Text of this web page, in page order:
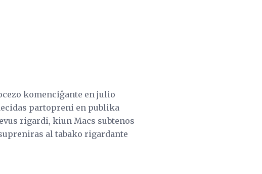
komenciĝante en julio
partopreni en publika
rigardi, kiun Macs subtenos
al tabako rigardante